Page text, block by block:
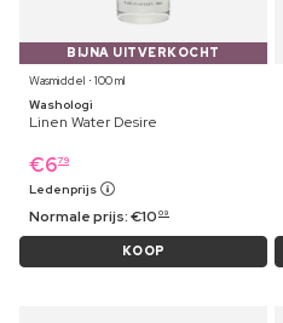
BIJNA UITVERKOCHT
Wasmiddel ⋅ 100 ml
Washologi
Linen Water Desire
€679
Ledenprijs
Normale prijs:€10 09
KOOP